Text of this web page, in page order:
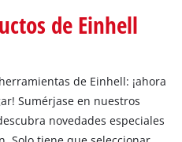
de Einhell
de Einhell: ¡ahora
Sumérjase en nuestros
novedades especiales